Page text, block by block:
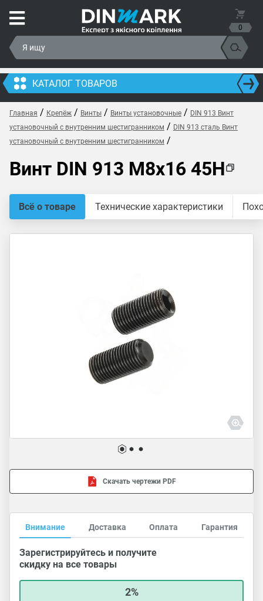
0
КАТАЛОГ ТОВАРОВ
Главная / Крепёж / Винты / Винты установочные / DIN 913 Винт
установочный с внутренним шестигранником / DIN 913 сталь Винт
установочный с внутренним шестигранником /
Винт DIN 913 M8x16 45H
Всё о товаре Технические характеристики
Скачать чертежи PDF
Внимание Доставка Оплата Гарантия
Зарегистрируйтесь и получите
скидку на все товары
2%